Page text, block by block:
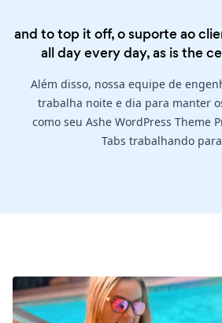
and to top it off, o suporte ao
all day every day, as is the
Além disso, nossa equipe de
trabalha noite e dia para manter
como seu Ashe WordPress Theme
Tabs trabalhando